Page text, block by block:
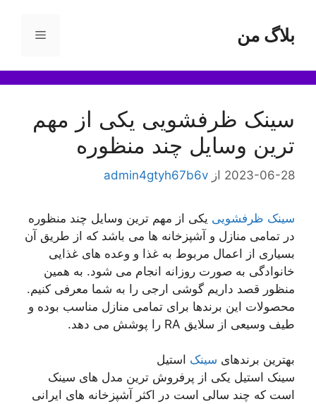
محتوابلاگ من فهرست
سینک ظرفشویی یکی از مهم
ترین وسایل چند منظوره
2023-06-28 از admin4gtyh67b6v
سینک ظرفشویی یکی از مهم ترین وسایل چند منظوره
در تمامی منازل و آشپزخانه ها می باشد که از طریق آن
بسیاری از اعمال مربوط به غذا و وعده های غذایی
خانوادگی به صورت روزانه انجام می شود. به همین
منظور قصد داریم گوشی ارجی را به شما معرفی کنیم.
محصولات این برندها برای تمامی منازل مناسب بوده و
طیف وسیعی از سلایق RA را پوشش می دهد.
بهترین برندهای سینک استیل
سینک استیل یکی از پرفروش ترین مدل های سینک
است که چند سالی است در اکثر آشپزخانه های ایرانی